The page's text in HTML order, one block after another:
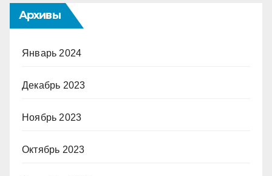
Архивы
Январь 2024
Декабрь 2023
Ноябрь 2023
Октябрь 2023